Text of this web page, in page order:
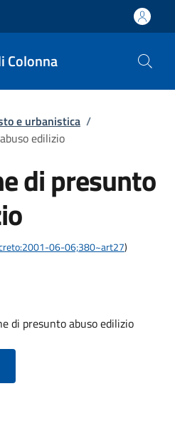
Colonna
e urbanistica /
edilizio
di presunto
06-06;380~art27)
di presunto abuso edilizio